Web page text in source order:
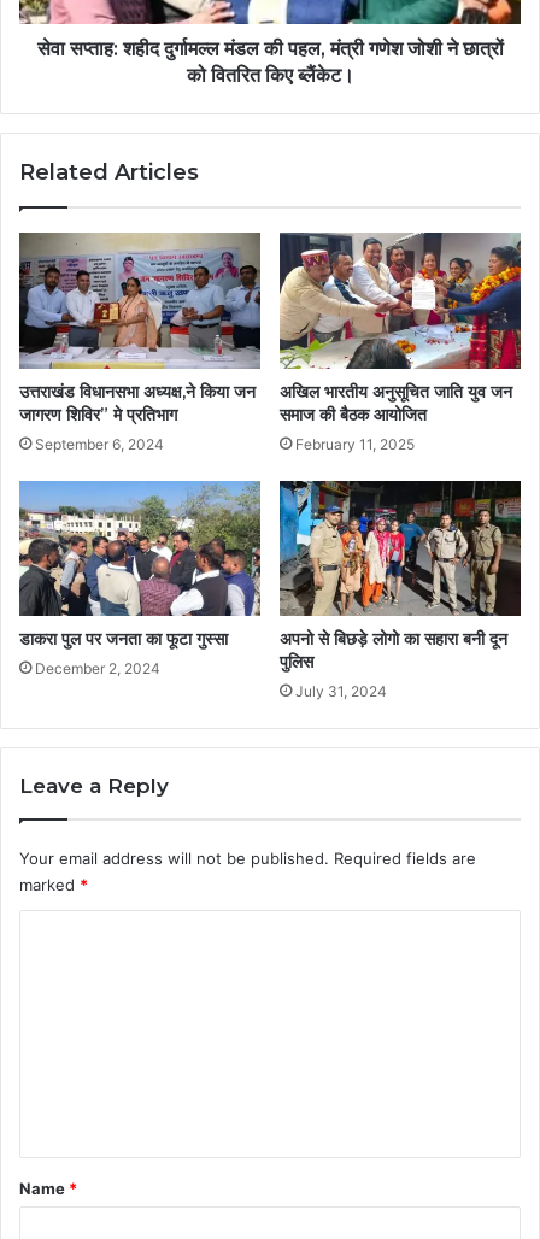
सेवा सप्ताह: शहीद दुर्गामल्ल मंडल की पहल, मंत्री गणेश जोशी ने छात्रों
को वितरित किए ब्लैंकेट।
Related Articles
उत्तराखंड विधानसभा अध्यक्ष,ने किया जन
जागरण शिविर” मे प्रतिभाग
September 6, 2024
अखिल भारतीय अनुसूचित जाति युव जन
समाज की बैठक आयोजित
February 11, 2025
डाकरा पुल पर जनता का फूटा गुस्सा
December 2, 2024
अपनो से बिछड़े लोगो का सहारा बनी दून
पुलिस
July 31, 2024
Leave a Reply
Your email address will not be published. Required fields are
marked *
*
Name *